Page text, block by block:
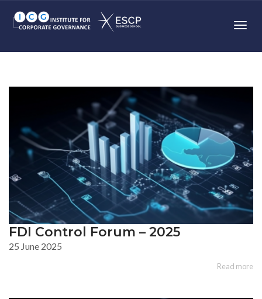
FDI Control Forum – 2025
25 June 2025
Read more